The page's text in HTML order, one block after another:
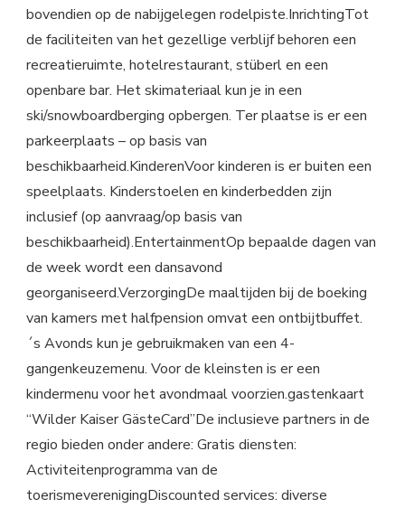
bovendien op de nabijgelegen rodelpiste.InrichtingTot
de faciliteiten van het gezellige verblijf behoren een
recreatieruimte, hotelrestaurant, stüberl en een
openbare bar. Het skimateriaal kun je in een
ski/snowboardberging opbergen. Ter plaatse is er een
parkeerplaats – op basis van
beschikbaarheid.KinderenVoor kinderen is er buiten een
speelplaats. Kinderstoelen en kinderbedden zijn
inclusief (op aanvraag/op basis van
beschikbaarheid).EntertainmentOp bepaalde dagen van
de week wordt een dansavond
georganiseerd.VerzorgingDe maaltijden bij de boeking
van kamers met halfpension omvat een ontbijtbuffet.
´s Avonds kun je gebruikmaken van een 4-
gangenkeuzemenu. Voor de kleinsten is er een
kindermenu voor het avondmaal voorzien.gastenkaart
“Wilder Kaiser GästeCard”De inclusieve partners in de
regio bieden onder andere: Gratis diensten:
Activiteitenprogramma van de
toerismeverenigingDiscounted services: diverse